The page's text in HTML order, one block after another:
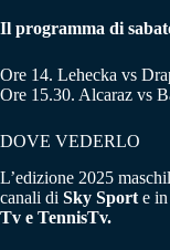
Il programma di
Ore 14. Lehecka vs
Ore 15.30. Alcaraz vs
DOVE VEDERLO
L’edizione 2025
canali di Sky Sport e
Tv e TennisTv.